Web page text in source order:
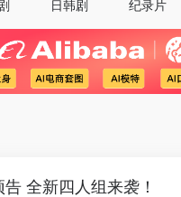
日韩剧 纪录片
全新四人组来袭！